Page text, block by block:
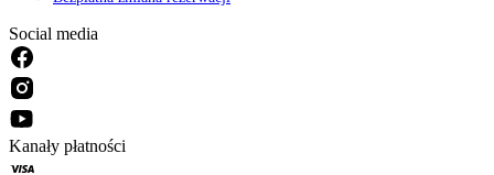
Social media
Kanały płatności